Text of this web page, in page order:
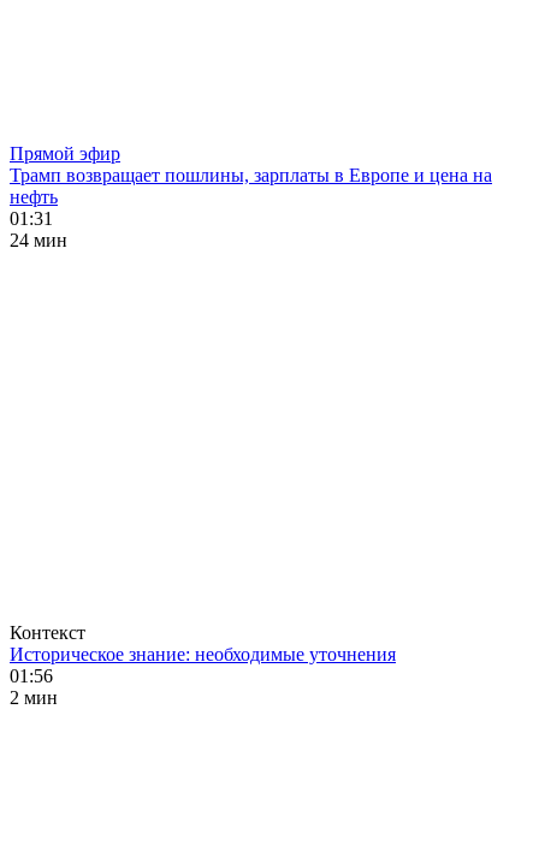
Прямой эфир
Трамп возвращает пошлины, зарплаты в Европе и цена на
нефть
01:31
24 мин
Контекст
Историческое знание: необходимые уточнения
01:56
2 мин